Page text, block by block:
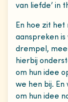
van liefde’ in
En hoe zit het
aanspreken
drempel,
hierbij
om hun idee
we hen bij.
om hun idee